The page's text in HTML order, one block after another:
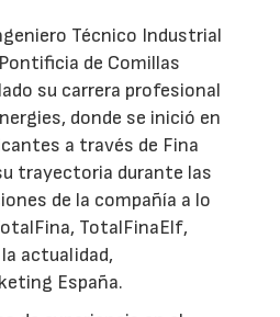
Técnico Industrial
de Comillas
su carrera profesional
donde se inició en
a través de Fina
trayectoria durante las
de la compañía a lo
TotalFinaElf,
actualidad,
España.